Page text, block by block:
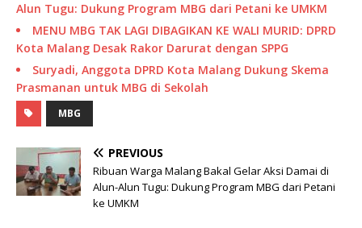
Alun Tugu: Dukung Program MBG dari Petani ke UMKM
MENU MBG TAK LAGI DIBAGIKAN KE WALI MURID: DPRD
Kota Malang Desak Rakor Darurat dengan SPPG
Suryadi, Anggota DPRD Kota Malang Dukung Skema
Prasmanan untuk MBG di Sekolah
MBG
PREVIOUS
Ribuan Warga Malang Bakal Gelar Aksi Damai di
Alun-Alun Tugu: Dukung Program MBG dari Petani
ke UMKM